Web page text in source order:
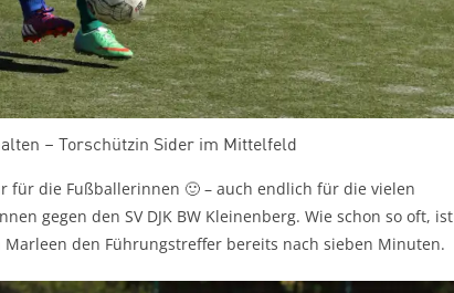
– Torschützin Sider im Mittelfeld
für die Fußballerinnen 🙂 – auch endlich für die vielen
gegen den SV DJK BW Kleinenberg. Wie schon so oft, ist
den Führungstreffer bereits nach sieben Minuten.